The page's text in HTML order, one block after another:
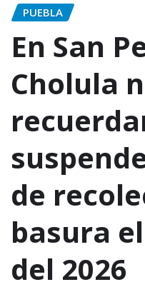
PUEBLA
En San
Cholula
de
basura
del 2026